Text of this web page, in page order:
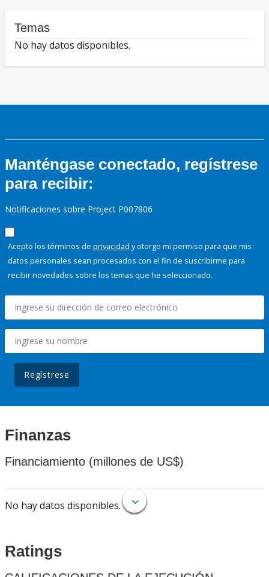
Temas
No hay datos disponibles.
Manténgase conectado, regístrese
para recibir:
Notificaciones sobre Project P007806
Acepto los términos de privacidad y otorgo mi permiso para que mis
datos personales sean procesados con el fin de suscribirme para
recibir novedades sobre los temas que he seleccionado.
Regístrese
Finanzas
Financiamiento (millones de US$)
No hay datos disponibles.
Ratings